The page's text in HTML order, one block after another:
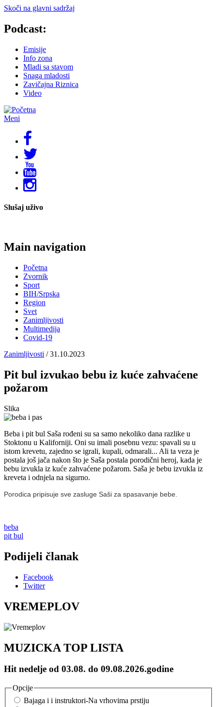
Skoči na glavni sadržaj
Podcast:
Emisije
Info zona
Mladi sa stavom
Snaga mladosti
Zavičajna Riznica
Video
Meni
Slušaj uživo
Main navigation
Početna
Zvornik
Sport
BIH/Srpska
Region
Svet
Zanimljivosti
Multimedija
Covid-19
Zanimljivosti / 31.10.2023
Pit bul izvukao bebu iz kuće zahvaćene
požarom
Slika
Beba i pit bul Saša rođeni su sa samo nekoliko dana razlike u
Stoktonu u Kaliforniji. Oni su imali posebnu vezu: spavali su u
istom krevetu, zajedno se igrali, kupali, odmarali... Ali ta veza je
postala još jača nakon što je Saša postala porodični heroj, kada je
bebu izvukla iz kuće zahvaćene požarom. Saša je bebu izvukla iz
kreveta i odnjela na sigurno.
Porodica pripisuje sve zasluge Saši za spasavanje bebe.
beba
pit bul
Podijeli članak
Facebook
Twitter
VREMEPLOV
MUZICKA TOP LISTA
Hit nedelje od 03.08. do 09.08.2026.godine
Opcije
Bajaga i i instruktori-Na vrhovima prstiju